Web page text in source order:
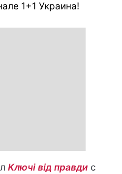
1+1 Украина!
Ключі від правди с